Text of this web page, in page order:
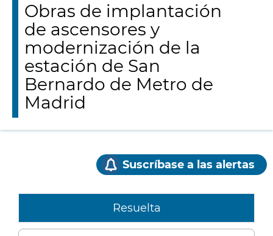
Obras de implantación
de ascensores y
modernización de la
estación de San
Bernardo de Metro de
Madrid
Suscríbase a las alertas
Resuelta